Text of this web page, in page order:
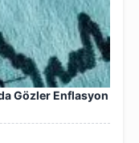
Gözler Enflasyon